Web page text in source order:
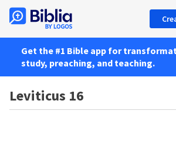
Get the #1 Bible app for
study, preaching, and teaching.
Leviticus 16